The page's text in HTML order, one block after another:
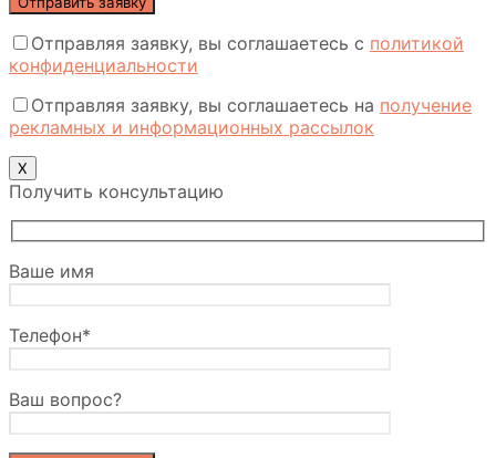
Отправляя заявку, вы соглашаетесь с политикой
конфиденциальности
Отправляя заявку, вы соглашаетесь на получение
рекламных и информационных рассылок
Х
Получить консультацию
Ваше имя
Телефон*
Ваш вопрос?